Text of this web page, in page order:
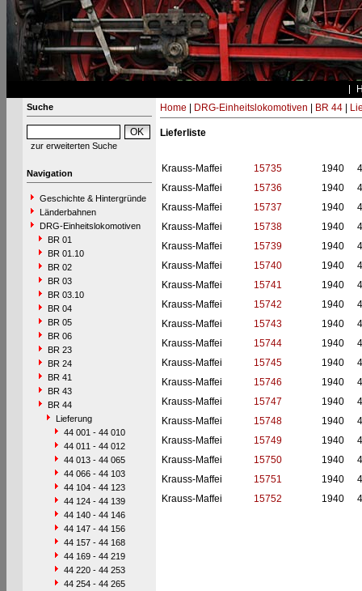
Suche
zur erweiterten Suche
Navigation
Geschichte & Hintergründe
Länderbahnen
DRG-Einheitslokomotiven
BR 01
BR 01.10
BR 02
BR 03
BR 03.10
BR 04
BR 05
BR 06
BR 23
BR 24
BR 41
BR 43
BR 44
Lieferung
44 001 - 44 010
44 011 - 44 012
44 013 - 44 065
44 066 - 44 103
44 104 - 44 123
44 124 - 44 139
44 140 - 44 146
44 147 - 44 156
44 157 - 44 168
44 169 - 44 219
44 220 - 44 253
44 254 - 44 265
Home DRG-Einheitslokomotiven BR 44|
Lieferliste
Krauss-Maffei 15735 1940
Krauss-Maffei
15736 1940
Krauss-Maffei
15737 1940
Krauss-Maffei
15738 1940
Krauss-Maffei
15739 1940
Krauss-Maffei
15740 1940
Krauss-Maffei
15741 1940
Krauss-Maffei
15742 1940
Krauss-Maffei
15743 1940
Krauss-Maffei
15744 1940
Krauss-Maffei
15745 1940
Krauss-Maffei
15746 1940
Krauss-Maffei
15747 1940
Krauss-Maffei
15748 1940
Krauss-Maffei
15749 1940
Krauss-Maffei
15750 1940
Krauss-Maffei
15751 1940
Krauss-Maffei
15752 1940